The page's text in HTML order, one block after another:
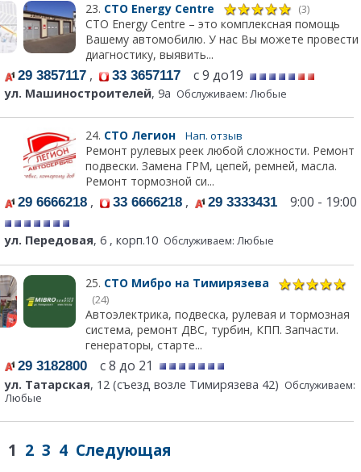
23. СТО Energy Centre (3)
СТО Energy Centre – это комплексная помощь
Вашему автомобилю. У нас Вы можете провести
диагностику, выявить...
29 3857117 , 33 3657117 с 9 до19
ул. Машиностроителей, 9а Обслуживаем: Любые
24. СТО Легион Нап. отзыв
Ремонт рулевых реек любой сложности. Ремонт
подвески. Замена ГРМ, цепей, ремней, масла.
Ремонт тормозной си...
29 6666218 , 33 6666218 , 29 3333431 9:00 - 19:00
ул. Передовая, 6 , корп.10 Обслуживаем: Любые
25. СТО Мибро на Тимирязева
(24)
Автоэлектрика, подвеска, рулевая и тормозная
система, ремонт ДВС, турбин, КПП. Запчасти.
генераторы, старте...
29 3182800 с 8 до 21
ул. Татарская, 12 (съезд возле Тимирязева 42) Обслуживаем:
Любые
1 2 3 4 Следующая